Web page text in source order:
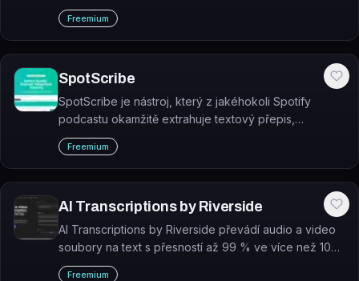
schůzek a souhrny přímo do Discord kanálů.
Freemium
SpotScribe
SpotScribe je nástroj, který z jakéhokoli Spotify
podcastu okamžitě extrahuje textový přepis,
generuje AI shrnutí a umožňuje interaktivní chat s
obsahem epizody.
Freemium
AI Transcriptions by Riverside
AI Transcriptions by Riverside převádí audio a video
soubory na text s přesností až 99 % ve více než 100
jazycích.
Freemium